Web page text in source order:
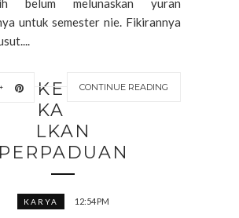
belum melunaskan yuran
untuk semester nie. Fikirannya
CONTINUE READING
KE
KA
LKAN
PERPADUAN
KARYA 12:54 PM